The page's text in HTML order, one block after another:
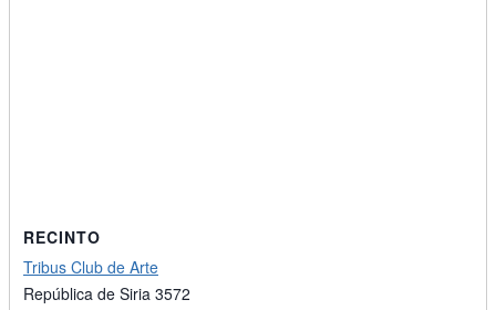
RECINTO
Tribus Club de Arte
República de Siria 3572